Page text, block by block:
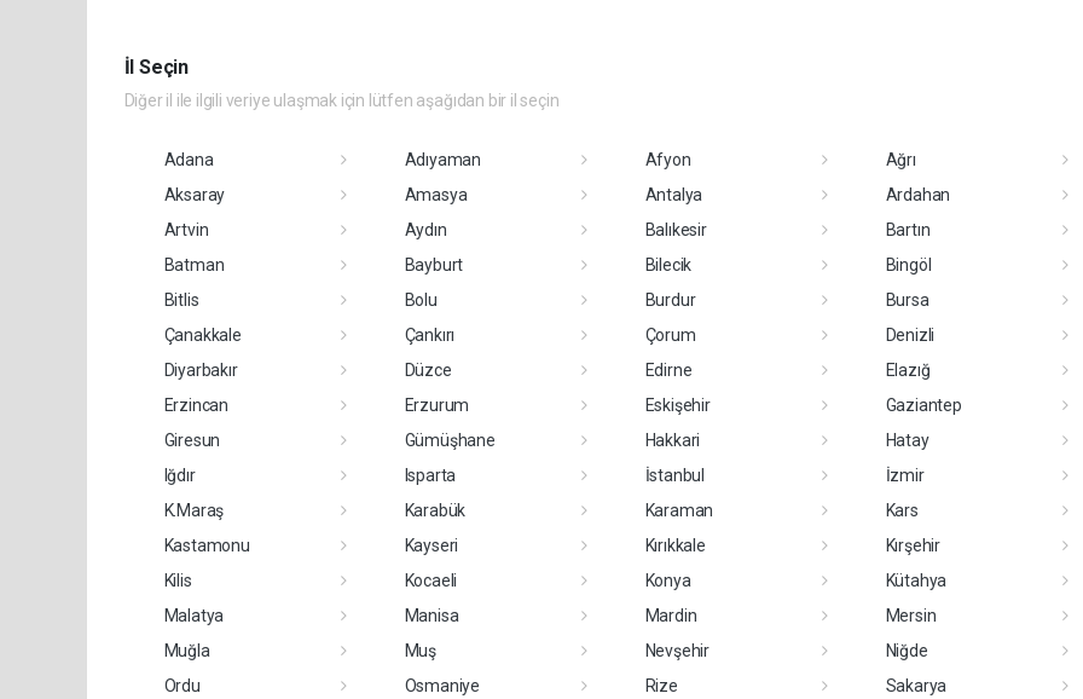
İl Seçin
Diğer il ile ilgili veriye ulaşmak için lütfen aşağıdan bir il seçin
Adana Adıyaman Afyon
Ağrı
Aksaray
Amasya Antalya
Ardahan
Artvin
Aydın Balıkesir
Bartın
Batman
Bayburt Bilecik
Bingöl
Bitlis
Bolu Burdur
Bursa
Çanakkale
Çankırı Çorum
Denizli
Diyarbakır
Düzce Edirne
Elazığ
Erzincan
Erzurum Eskişehir
Gaziantep
Giresun
Gümüşhane Hakkari
Hatay
Iğdır
Isparta İstanbul
İzmir
K.Maraş
Karabük Karaman
Kars
Kastamonu
Kayseri Kırıkkale
Kırşehir
Kilis
Kocaeli Konya
Kütahya
Malatya
Manisa Mardin
Mersin
Muğla
Muş Nevşehir
Niğde
Ordu
Osmaniye Rize
Sakarya